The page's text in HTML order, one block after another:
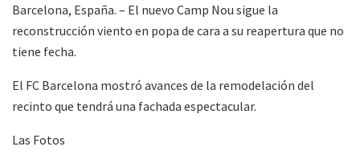
Barcelona, España. – El nuevo Camp Nou sigue la
reconstrucción viento en popa de cara a su reapertura que no
tiene fecha.
El FC Barcelona mostró avances de la remodelación del
recinto que tendrá una fachada espectacular.
Las Fotos